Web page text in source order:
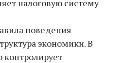
налоговую систему
поведения
экономики. В
контролирует